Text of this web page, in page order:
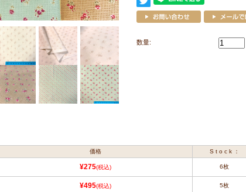
数量:
価格 S t o c k ：
¥275(税込) 6枚
¥495(税込) 5枚